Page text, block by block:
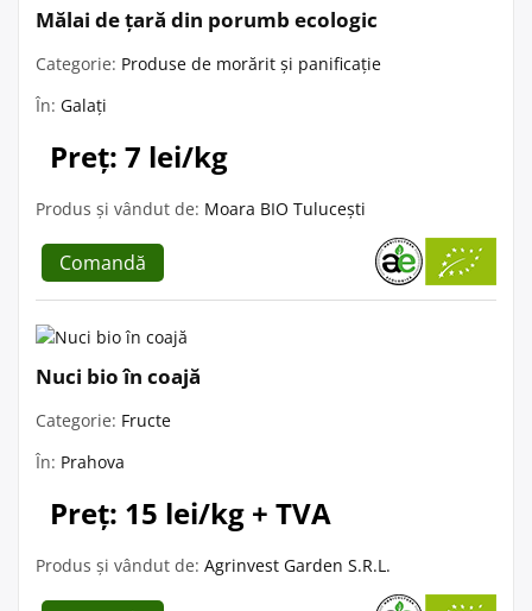
Mălai de țară din porumb ecologic
Categorie: Produse de morărit și panificație
În: Galați
Preț: 7 lei/kg
Produs și vândut de: Moara BIO Tulucești
Comandă
Nuci bio în coajă
Categorie: Fructe
În: Prahova
Preț: 15 lei/kg + TVA
Produs și vândut de: Agrinvest Garden S.R.L.